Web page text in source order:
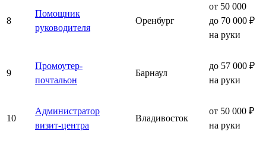
8
Помощник
руководителя
Оренбург
от 50 000
до 70 000 ₽
на руки
9
Промоутер-
почтальон
Барнаул
до 57 000 ₽
на руки
10
Администратор
визит-центра
Владивосток
от 50 000 ₽
на руки